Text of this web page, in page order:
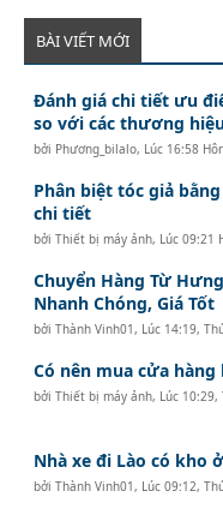
BÀI VIẾT MỚI
Đánh giá chi tiết ưu
so với các thương
bởi Phương_bilalo, Lúc 16:58
Phân biệt tóc giả
chi tiết
bởiThiết bị máy ảnh, Lúc 09:21
Chuyển Hàng Từ
Nhanh Chóng, Giá Tốt
bởiThành Vinh01 , Lúc 14:19,
Có nên mua cửa
bởiThiết bị máy ảnh, Lúc
Nhà xe đi Lào có kho
bởiThành Vinh01 , Lúc 09:12,